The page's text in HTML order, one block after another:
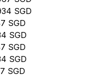
SGD
SGD
SGD
SGD
SGD
SGD